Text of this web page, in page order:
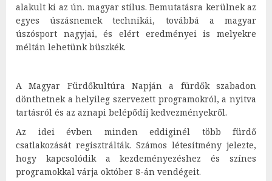
alakult ki az ún. magyar stílus. Bemutatásra kerülnek az
egyes úszásnemek technikái, továbbá a magyar
úszósport nagyjai, és elért eredményei is melyekre
méltán lehetünk büszkék.
A Magyar Fürdőkultúra Napján a fürdők szabadon
dönthetnek a helyileg szervezett programokról, a nyitva
tartásról és az aznapi belépődíj kedvezményekről.
Az idei évben minden eddiginél több fürdő
csatlakozását regisztrálták. Számos létesítmény jelezte,
hogy kapcsolódik a kezdeményezéshez és színes
programokkal várja október 8-án vendégeit.